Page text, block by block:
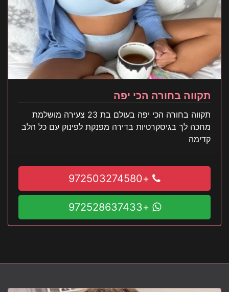
תקווה בחורה הכי יפה
תקווה בחורה הכי יפה בעולם בת 23 צעירה מושלמת
מחכה לך בגיסקרטיות בדירה מפנקת לפינוק עם כל הלב
קדימה
+972503274580
+972528637433